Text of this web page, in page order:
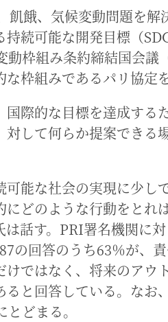
飢餓、気候変動問題を解
持続可能な開発目標（
動枠組み条約締結国会議
枠組みであるパリ協定
国際的な目標を達成する
対して何らか提案できる
能な社会の実現に少し
にどのような行動をとれ
は話す。PRI署名機関に
の回答のうち63％が、
けではなく、将来のアウ
と回答している。なお
どまる。